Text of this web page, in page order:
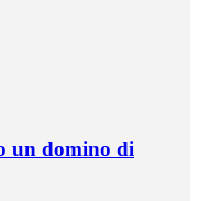
un domino di